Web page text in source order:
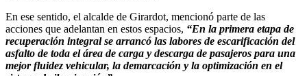
En ese sentido, el alcalde de Girardot, mencionó parte de las
acciones que adelantan en estos espacios, “En la primera etapa de
recuperación integral se arrancó las labores de escarificación del
asfalto de toda el área de carga y descarga de pasajeros para una
mejor fluidez vehicular, la demarcación y la optimización en el